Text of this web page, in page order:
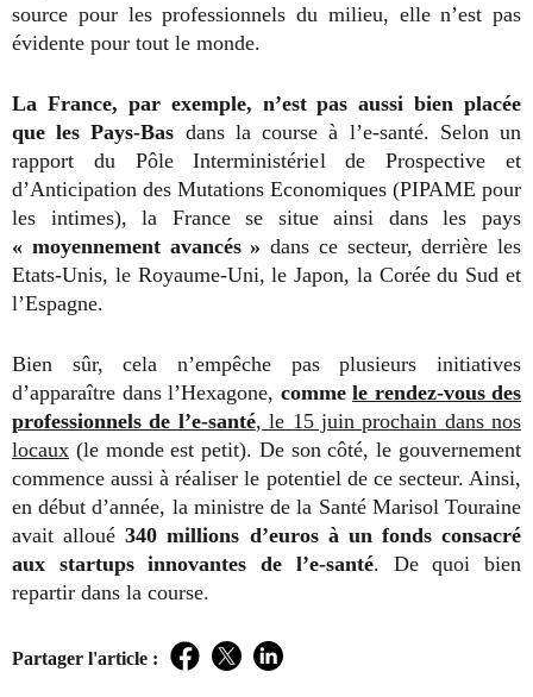
source pour les professionnels du milieu, elle n’est pas
évidente pour tout le monde.
La France, par exemple, n’est pas aussi bien placée
que les Pays-Bas dans la course à l’e-santé. Selon un
rapport du Pôle Interministériel de Prospective et
d’Anticipation des Mutations Economiques (PIPAME pour
les intimes), la France se situe ainsi dans les pays
« moyennement avancés » dans ce secteur, derrière les
Etats-Unis, le Royaume-Uni, le Japon, la Corée du Sud et
l’Espagne.
Bien sûr, cela n’empêche pas plusieurs initiatives
d’apparaître dans l’Hexagone, comme le rendez-vous des
professionnels de l’e-santé, le 15 juin prochain dans nos
locaux (le monde est petit). De son côté, le gouvernement
commence aussi à réaliser le potentiel de ce secteur. Ainsi,
en début d’année, la ministre de la Santé Marisol Touraine
avait alloué340 millions d’euros à un fonds consacré
aux startups innovantes de l’e-santé. De quoi bien
repartir dans la course.
Partager l'article : Facebook
TwitterLinkedIn